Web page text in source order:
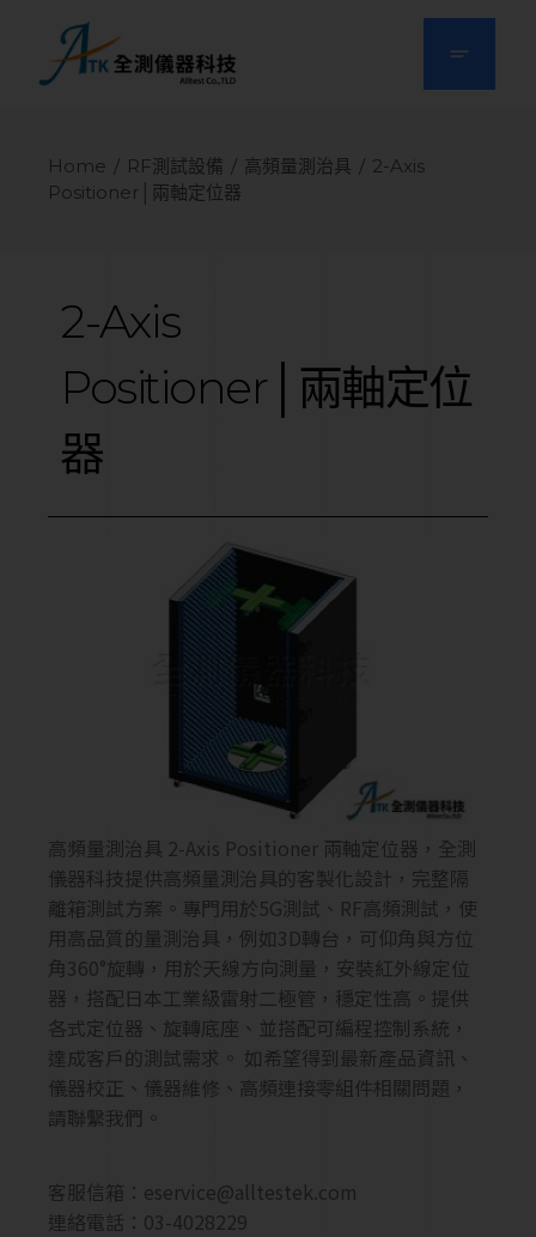
Home RF測試設備 高頻量測治具
2-Axis
Positioner│兩軸定位器
2-Axis
Positioner│兩軸定位
器
高頻量測治具 2-Axis Positioner 兩軸定位器，全測
儀器科技提供高頻量測治具的客製化設計，完整隔
離箱測試方案。專門用於5G測試、RF高頻測試，使
用高品質的量測治具，例如3D轉台，可仰角與方位
角360°旋轉，用於天線方向測量，安裝紅外線定位
器，搭配日本工業級雷射二極管，穩定性高。提供
各式定位器、旋轉底座、並搭配可編程控制系統，
達成客戶的測試需求。 如希望得到最新產品資訊、
儀器校正、儀器維修、高頻連接零組件相關問題，
請聯繫我們。
客服信箱： eservice@alltestek.com
連絡電話：03-4028229